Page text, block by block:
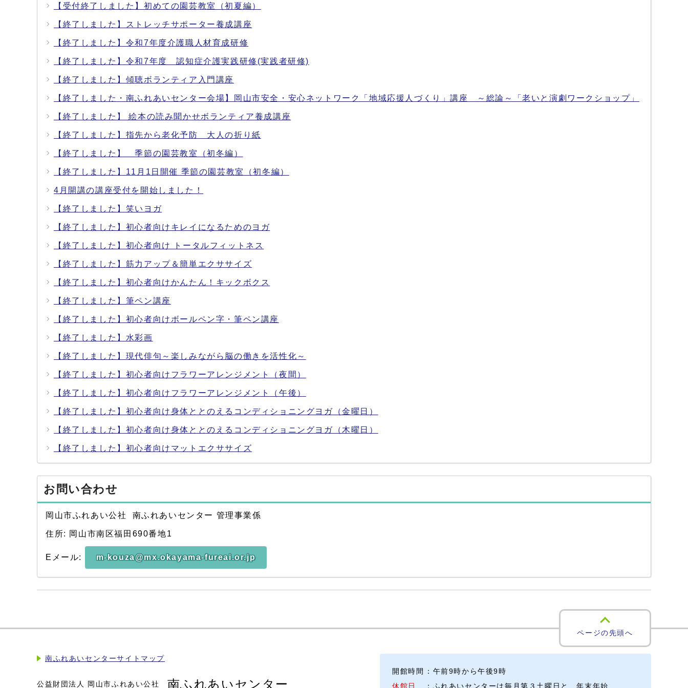
【受付終了しました】初めての園芸教室（初夏編）
【終了しました】ストレッチサポーター養成講座
【終了しました】令和7年度介護職人材育成研修
【終了しました】令和7年度 認知症介護実践研修(実践者研修)
【終了しました】傾聴ボランティア入門講座
【終了しました・南ふれあいセンター会場】岡山市安全・安心ネットワーク「地域応援人づくり」講座 ～総論～「老いと演劇ワークショップ」
【終了しました】 絵本の読み聞かせボランティア養成講座
【終了しました】指先から老化予防 大人の折り紙
【終了しました】 季節の園芸教室（初冬編）
【終了しました】11月1日開催 季節の園芸教室（初冬編）
4月開講の講座受付を開始しました！
【終了しました】笑いヨガ
【終了しました】初心者向けキレイになるためのヨガ
【終了しました】初心者向け トータルフィットネス
【終了しました】筋力アップ＆簡単エクササイズ
【終了しました】初心者向けかんたん！キックボクス
【終了しました】筆ペン講座
【終了しました】初心者向けボールペン字・筆ペン講座
【終了しました】水彩画
【終了しました】現代俳句～楽しみながら脳の働きを活性化～
【終了しました】初心者向けフラワーアレンジメント（夜間）
【終了しました】初心者向けフラワーアレンジメント（午後）
【終了しました】初心者向け身体ととのえるコンディショニングヨガ（金曜日）
【終了しました】初心者向け身体ととのえるコンディショニングヨガ（木曜日）
【終了しました】初心者向けマットエクササイズ
お問い合わせ
岡山市ふれあい公社 南ふれあいセンター 管理事業係
住所: 岡山市南区福田690番地1
Eメール: m-kouza@mx.okayama-fureai.or.jp
ページの先頭へ
南ふれあいセンターサイトマップ
公益財団法人 岡山市ふれあい公社 南ふれあいセンター
開館時間
：午前9時から午後9時
休館日
：ふれあいセンターは毎月第３土曜日と、年末年始